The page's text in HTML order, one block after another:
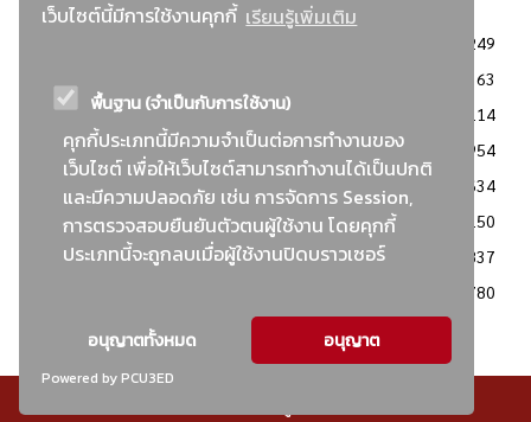
เว็บไซต์นี้มีการใช้งานคุกกี้ เรียนรู้เพิ่มเติม
พื้นฐาน (จำเป็นกับการใช้งาน)
คุกกี้ประเภทนี้มีความจำเป็นต่อการทำงานของ
เว็บไซต์ เพื่อให้เว็บไซต์สามารถทำงานได้เป็นปกติ
และมีความปลอดภัย เช่น การจัดการ Session,
การตรวจสอบยืนยันตัวตนผู้ใช้งาน โดยคุกกี้
ประเภทนี้จะถูกลบเมื่อผู้ใช้งานปิดบราวเซอร์
อนุญาตทั้งหมด อนุญาต
Powered by PCU3ED
3249
2363
: วิธีเฉพาะเจาะจง
2114
ข่าวสาร/ประกาศ
1954
: เอกสารส่งเสริมความโปร่งใสในการจัดซื้อจัดจ้าง
1634
ข่าวสารจัดซื้อจัดจ้าง
1150
: แผนการจัดซื้อจัดจ้าง
837
780